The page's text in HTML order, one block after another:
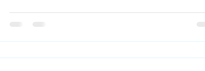
să le a mai revadă. Vor momente spontane,